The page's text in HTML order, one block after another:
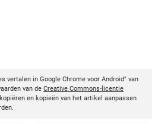
vertalen in Google Chrome voor Android" van
van de Creative Commons-licentie
en kopieën van het artikel aanpassen